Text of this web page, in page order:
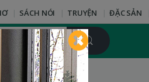
SÁCH NÓI TRUYỆN ĐẶC SẢN